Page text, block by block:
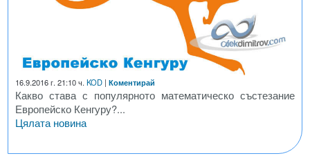
16.9.2016 г. 21:10 ч. KOD | Коментирай
Какво става с популярното математическо състезание
Европейско Кенгуру?...
Цялата новина